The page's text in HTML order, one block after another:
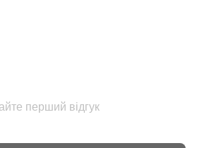
перший відгук